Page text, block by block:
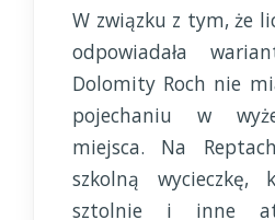
W związku z tym, że
odpowiadała
Dolomity Roch nie
pojechaniu w
miejsca. Na
szkolną wycieczkę,
sztolnie i inne